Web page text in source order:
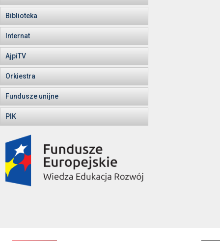
Biblioteka
Internat
AjpiTV
Orkiestra
Fundusze unijne
PIK